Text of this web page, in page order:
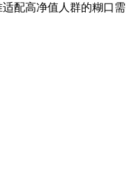
配高净值人群的糊口需